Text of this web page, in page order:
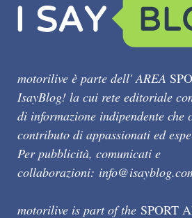
motorilive è parte dell' AREA
IsayBlog! la cui rete editoriale
di informazione indipendente che
contributo di appassionati ed
Per pubblicità, comunicati e
collaborazioni:
motorilive is part of the SPORT